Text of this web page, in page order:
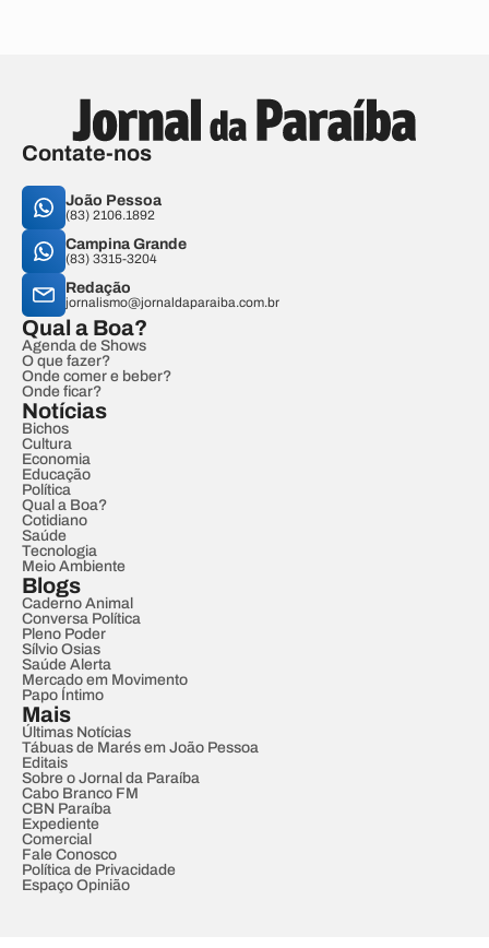
Contate-nos
João Pessoa
(83) 2106.1892
Campina Grande
(83) 3315-3204
Redação
jornalismo@jornaldaparaiba.com.br
Qual a Boa?
Agenda de Shows
O que fazer?
Onde comer e beber?
Onde ficar?
Notícias
Bichos
Cultura
Economia
Educação
Política
Qual a Boa?
Cotidiano
Saúde
Tecnologia
Meio Ambiente
Blogs
Caderno Animal
Conversa Política
Pleno Poder
Sílvio Osias
Saúde Alerta
Mercado em Movimento
Papo Íntimo
Mais
Últimas Notícias
Tábuas de Marés em João Pessoa
Editais
Sobre o Jornal da Paraíba
Cabo Branco FM
CBN Paraíba
Expediente
Comercial
Fale Conosco
Política de Privacidade
Espaço Opinião